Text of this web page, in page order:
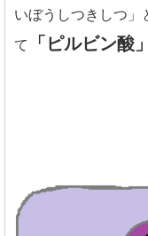
いぼうしつきしつ」
て
「ピルビン酸」